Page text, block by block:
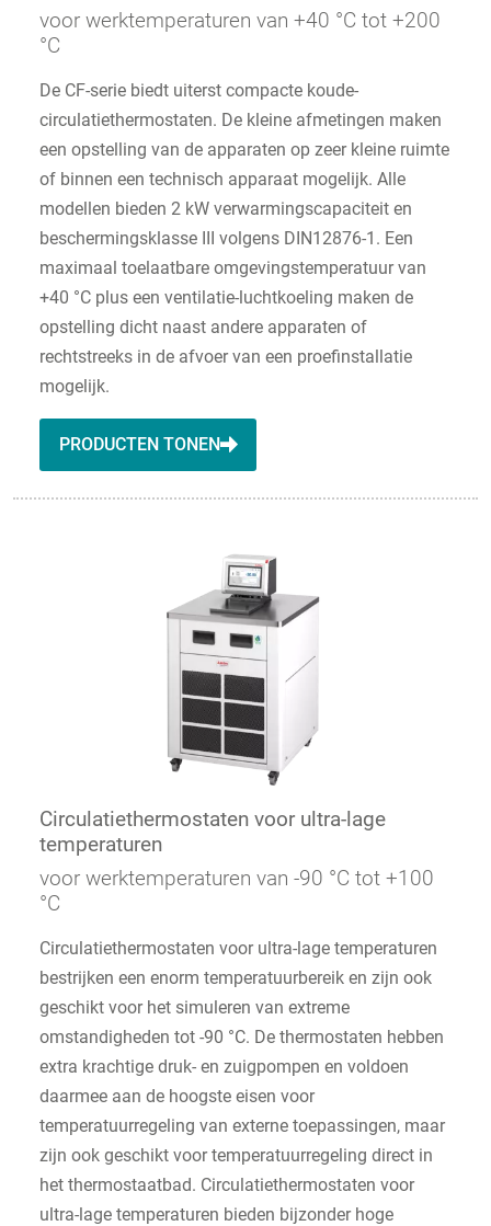
voor werktemperaturen van +40 °C tot +200
°C
De CF-serie biedt uiterst compacte koude-
circulatiethermostaten. De kleine afmetingen maken
een opstelling van de apparaten op zeer kleine ruimte
of binnen een technisch apparaat mogelijk. Alle
modellen bieden 2 kW verwarmingscapaciteit en
beschermingsklasse III volgens DIN12876-1. Een
maximaal toelaatbare omgevingstemperatuur van
+40 °C plus een ventilatie-luchtkoeling maken de
opstelling dicht naast andere apparaten of
rechtstreeks in de afvoer van een proefinstallatie
mogelijk.
PRODUCTEN TONEN
Circulatiethermostaten voor ultra-lage
temperaturen
voor werktemperaturen van -90 °C tot +100
°C
Circulatiethermostaten voor ultra-lage temperaturen
bestrijken een enorm temperatuurbereik en zijn ook
geschikt voor het simuleren van extreme
omstandigheden tot -90 °C. De thermostaten hebben
extra krachtige druk- en zuigpompen en voldoen
daarmee aan de hoogste eisen voor
temperatuurregeling van externe toepassingen, maar
zijn ook geschikt voor temperatuurregeling direct in
het thermostaatbad. Circulatiethermostaten voor
ultra-lage temperaturen bieden bijzonder hoge